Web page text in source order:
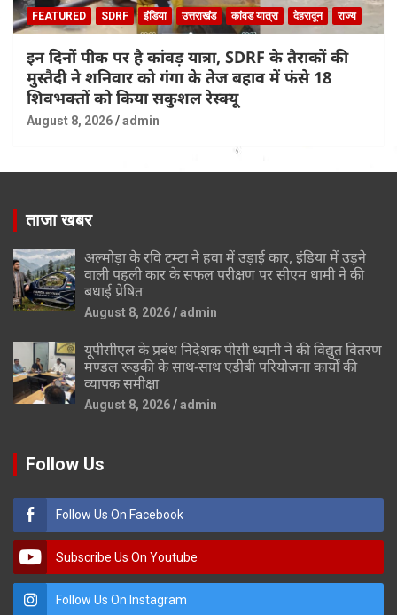
FEATURED SDRF इंडिया उत्तराखंड कांवड यात्रा देहरादून राज्य
इन दिनों पीक पर है कांवड़ यात्रा, SDRF के तैराकों की
मुस्तैदी ने शनिवार को गंगा के तेज बहाव में फंसे 18
शिवभक्तों को किया सकुशल रेस्क्यू
August 8, 2026 admin
ताजा खबर
अल्मोड़ा के रवि टम्टा ने हवा में उड़ाई कार, इंडिया में उड़ने
वाली पहली कार के सफल परीक्षण पर सीएम धामी ने की
बधाई प्रेषित
August 8, 2026 admin
यूपीसीएल के प्रबंध निदेशक पीसी ध्यानी ने की विद्युत वितरण
मण्डल रूड़की के साथ-साथ एडीबी परियोजना कार्यों की
व्यापक समीक्षा
August 8, 2026 admin
Follow Us
Follow Us On Facebook
Subscribe Us On Youtube
Follow Us On Instagram